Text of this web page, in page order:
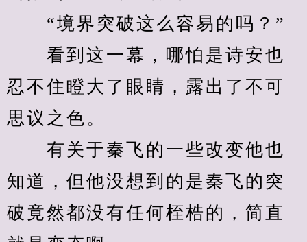
“境界突破这么容易的吗？”
看到这一幕，哪怕是诗安也
忍不住瞪大了眼睛，露出了不可
思议之色。
有关于秦飞的一些改变他也
知道，但他没想到的是秦飞的突
破竟然都没有任何桎梏的，简直